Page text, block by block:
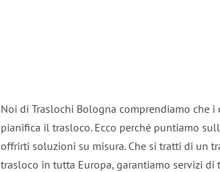
Noi di Traslochi Bologna comprendiamo che
pianifica il trasloco. Ecco perché puntiamo
offrirti soluzioni su misura. Che si tratti di un
trasloco in tutta Europa, garantiamo servizi